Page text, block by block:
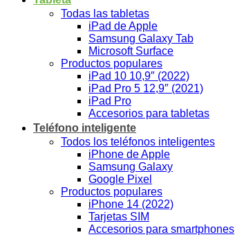
Todas las tabletas
iPad de Apple
Samsung Galaxy Tab
Microsoft Surface
Productos populares
iPad 10 10,9″ (2022)
iPad Pro 5 12,9″ (2021)
iPad Pro
Accesorios para tabletas
Teléfono inteligente
Todos los teléfonos inteligentes
iPhone de Apple
Samsung Galaxy
Google Pixel
Productos populares
iPhone 14 (2022)
Tarjetas SIM
Accesorios para smartphones